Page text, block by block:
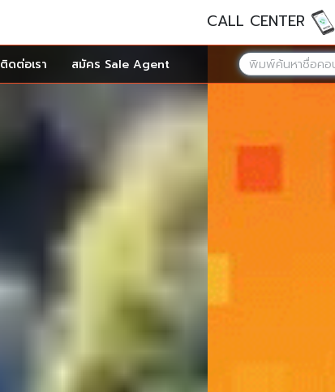
CALL CENTER
ติดต่อเรา สมัคร Sale Agent